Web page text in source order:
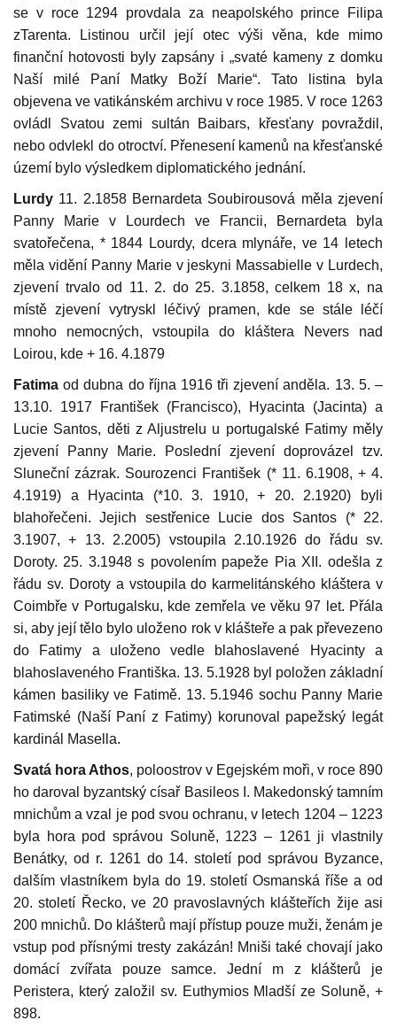
se v roce 1294 provdala za neapolského prince Filipa
zTarenta. Listinou určil její otec výši věna, kde mimo
finanční hotovosti byly zapsány i „svaté kameny z domku
Naší milé Paní Matky Boží Marie“. Tato listina byla
objevena ve vatikánském archivu v roce 1985. V roce 1263
ovládl Svatou zemi sultán Baibars, křesťany povraždil,
nebo odvlekl do otroctví. Přenesení kamenů na křesťanské
území bylo výsledkem diplomatického jednání.
Lurdy 11. 2.1858 Bernardeta Soubirousová měla zjevení
Panny Marie v Lourdech ve Francii, Bernardeta byla
svatořečena, * 1844 Lourdy, dcera mlynáře, ve 14 letech
měla vidění Panny Marie v jeskyni Massabielle v Lurdech,
zjevení trvalo od 11. 2. do 25. 3.1858, celkem 18 x, na
místě zjevení vytryskl léčivý pramen, kde se stále léčí
mnoho nemocných, vstoupila do kláštera Nevers nad
Loirou, kde + 16. 4.1879
Fatima od dubna do října 1916 tři zjevení anděla. 13. 5. –
13.10. 1917 František (Francisco), Hyacinta (Jacinta) a
Lucie Santos, děti z Aljustrelu u portugalské Fatimy měly
zjevení Panny Marie. Poslední zjevení doprovázel tzv.
Sluneční zázrak. Sourozenci František (* 11. 6.1908, + 4.
4.1919) a Hyacinta (*10. 3. 1910, + 20. 2.1920) byli
blahořečeni. Jejich sestřenice Lucie dos Santos (* 22.
3.1907, + 13. 2.2005) vstoupila 2.10.1926 do řádu sv.
Doroty. 25. 3.1948 s povolením papeže Pia XII. odešla z
řádu sv. Doroty a vstoupila do karmelitánského kláštera v
Coimbře v Portugalsku, kde zemřela ve věku 97 let. Přála
si, aby její tělo bylo uloženo rok v klášteře a pak převezeno
do Fatimy a uloženo vedle blahoslavené Hyacinty a
blahoslaveného Františka. 13. 5.1928 byl položen základní
kámen basiliky ve Fatimě. 13. 5.1946 sochu Panny Marie
Fatimské (Naší Paní z Fatimy) korunoval papežský legát
kardinál Masella.
Svatá hora Athos, poloostrov v Egejském moři, v roce 890
ho daroval byzantský císař Basileos I. Makedonský tamním
mnichům a vzal je pod svou ochranu, v letech 1204 – 1223
byla hora pod správou Soluně, 1223 – 1261 ji vlastnily
Benátky, od r. 1261 do 14. století pod správou Byzance,
dalším vlastníkem byla do 19. století Osmanská říše a od
20. století Řecko, ve 20 pravoslavných klášteřích žije asi
200 mnichů. Do klášterů mají přístup pouze muži, ženám je
vstup pod přísnými tresty zakázán! Mniši také chovají jako
domácí zvířata pouze samce. Jední m z klášterů je
Peristera, který založil sv. Euthymios Mladší ze Soluně, +
898.